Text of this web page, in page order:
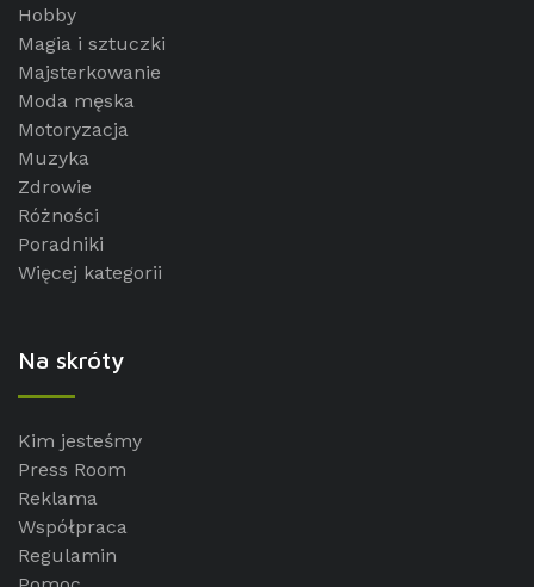
Hobby
Magia i sztuczki
Majsterkowanie
Moda męska
Motoryzacja
Muzyka
Zdrowie
Różności
Poradniki
Więcej kategorii
Na skróty
Kim jesteśmy
Press Room
Reklama
Współpraca
Regulamin